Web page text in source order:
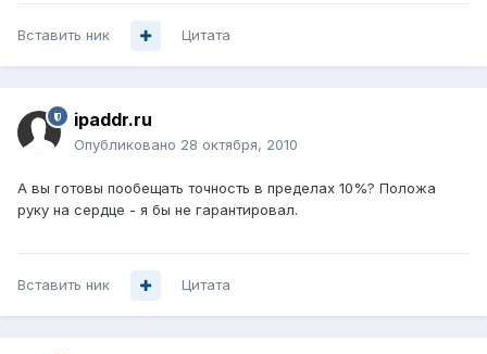
Вставить ник Цитата
ipaddr.ru
Опубликовано 28 октября, 2010
А вы готовы пообещать точность в пределах 10%? Положа
руку на сердце - я бы не гарантировал.
Вставить ник Цитата